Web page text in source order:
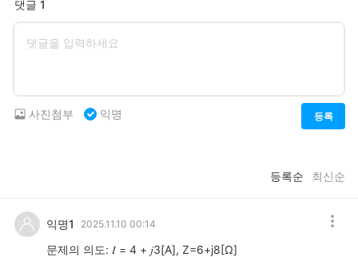
댓글 1
등록
사진첨부 익명
등록순 최신순
익명1 2025.11.10 00:14
문제의 의도: 𝐼 = 4 + 𝑗3[A], Z=6+j8[Ω]